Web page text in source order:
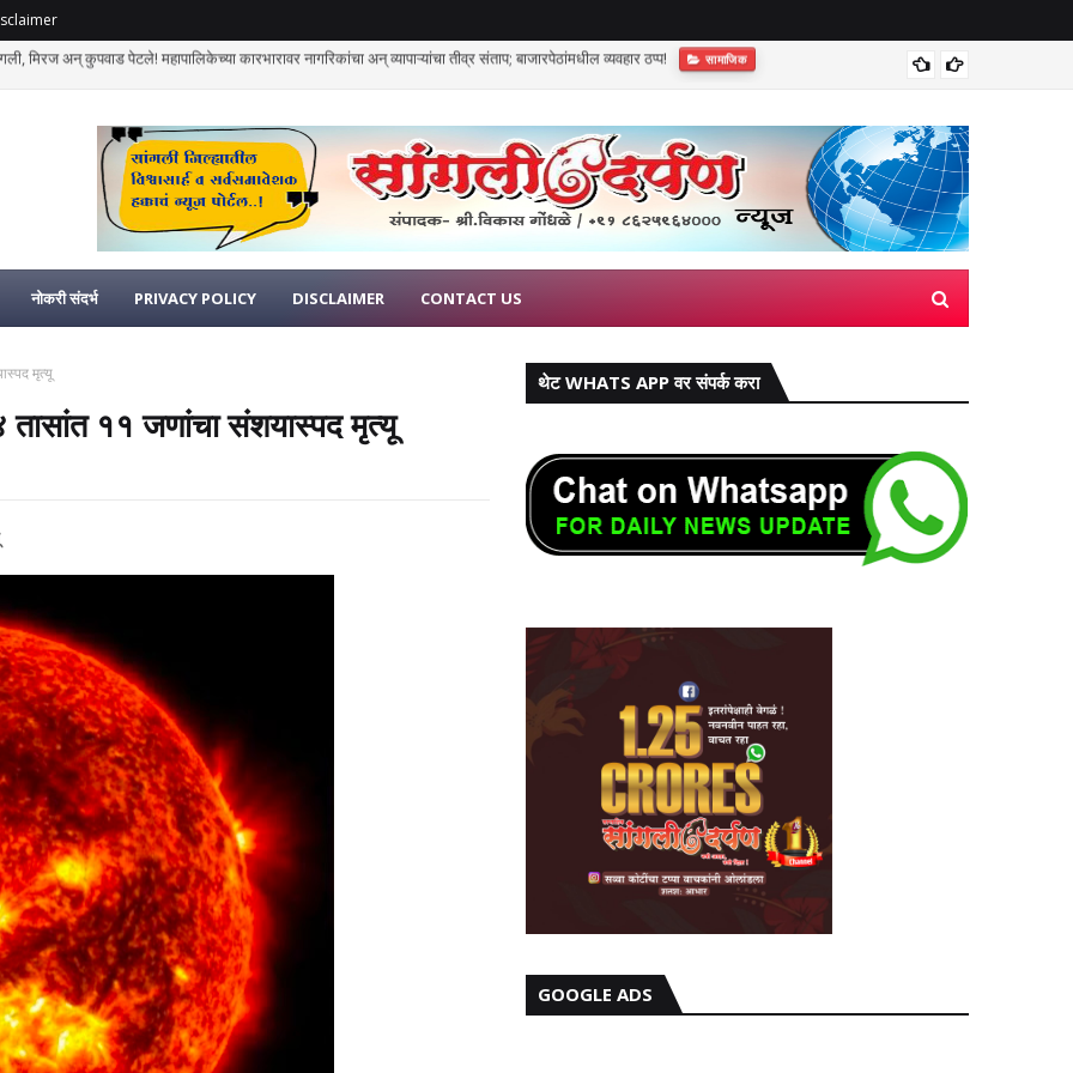
'नीट'मुळे मोदी सरकार पुन्हा संकटात? 6 विद्यार्थी आणणार जेरीस...
नोकरी संदर्भ PRIVACY POLICY DISCLAIMER CONTACT US
मृत्यू
तासांत ११ जणांचा संशयास्पद मृत्यू
थेट WHATS APP वर संपर्क करा
GOOGLE ADS